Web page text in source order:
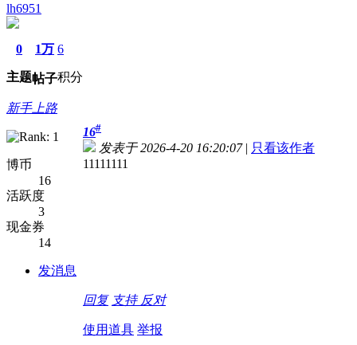
lh6951
0
主题
1万
帖子
6
积分
新手上路
博币
16
活跃度
3
现金券
14
发消息
16#
发表于 2026-4-20 16:20:07 | 只看该作者
11111111
回复 支持 反对
使用道具 举报